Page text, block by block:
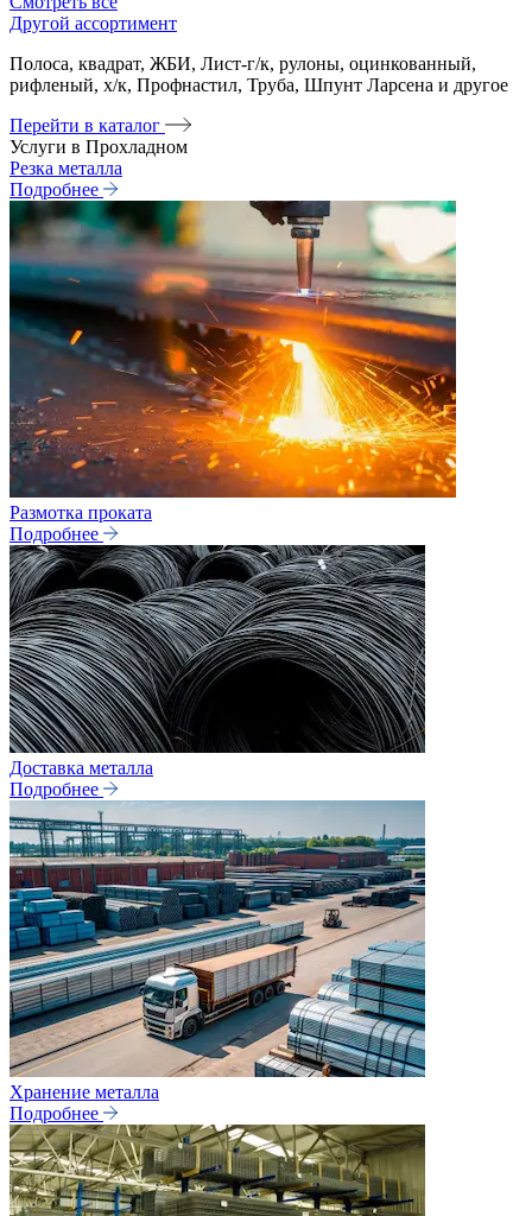
Другой ассортимент
Полоса, квадрат, ЖБИ, Лист-г/к, рулоны, оцинкованный,
рифленый, х/к, Профнастил, Труба, Шпунт Ларсена и другое
Перейти в каталог
Услуги в Прохладном
Резка металла
Подробнее
Размотка проката
Подробнее
Доставка металла
Подробнее
Хранение металла
Подробнее